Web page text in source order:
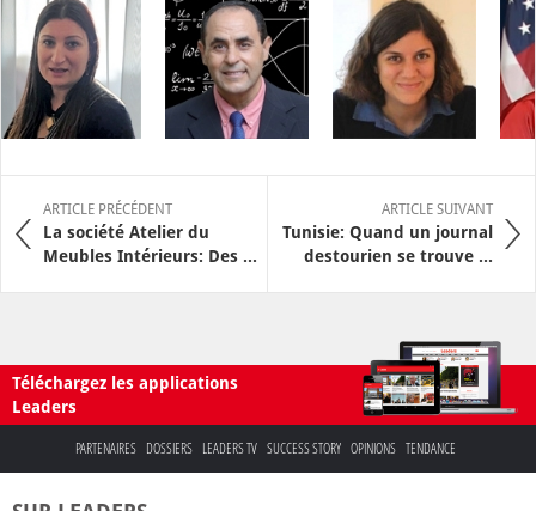
ARTICLE PRÉCÉDENT
La société Atelier du
Meubles Intérieurs: Des ...
ARTICLE SUIVANT
Tunisie: Quand un journal
destourien se trouve ...
Téléchargez les applications
Leaders
PARTENAIRES DOSSIERS LEADERS TV SUCCESS STORY OPINIONS TENDANCE